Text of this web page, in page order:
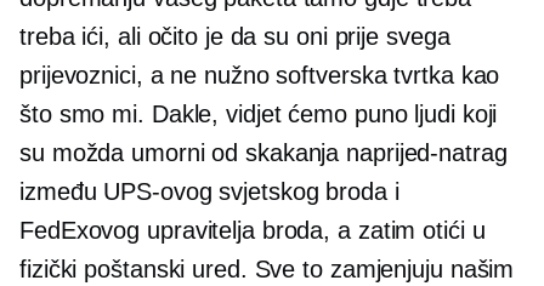
treba ići, ali očito je da su oni prije svega
prijevoznici, a ne nužno softverska tvrtka kao
što smo mi. Dakle, vidjet ćemo puno ljudi koji
su možda umorni od skakanja naprijed-natrag
između UPS-ovog svjetskog broda i
FedExovog upravitelja broda, a zatim otići u
fizički poštanski ured. Sve to zamjenjuju našim